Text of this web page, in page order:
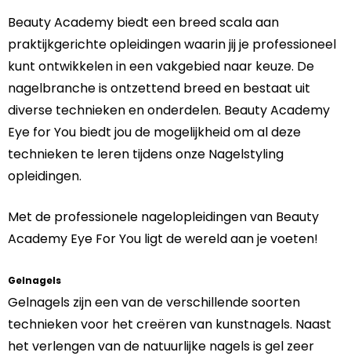
Beauty Academy biedt een breed scala aan
praktijkgerichte opleidingen waarin jij je professioneel
kunt ontwikkelen in een vakgebied naar keuze. De
nagelbranche is ontzettend breed en bestaat uit
diverse technieken en onderdelen. Beauty Academy
Eye for You biedt jou de mogelijkheid om al deze
technieken te leren tijdens onze Nagelstyling
opleidingen.
Met de professionele nagelopleidingen van Beauty
Academy Eye For You ligt de wereld aan je voeten!
Gelnagels
Gelnagels zijn een van de verschillende soorten
technieken voor het creëren van kunstnagels. Naast
het verlengen van de natuurlijke nagels is gel zeer